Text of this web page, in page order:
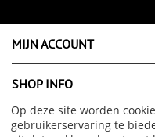
MIJN ACCOUNT
SHOP INFO
SUPPORT INFO
Op deze site worden
gebruikerservaring te